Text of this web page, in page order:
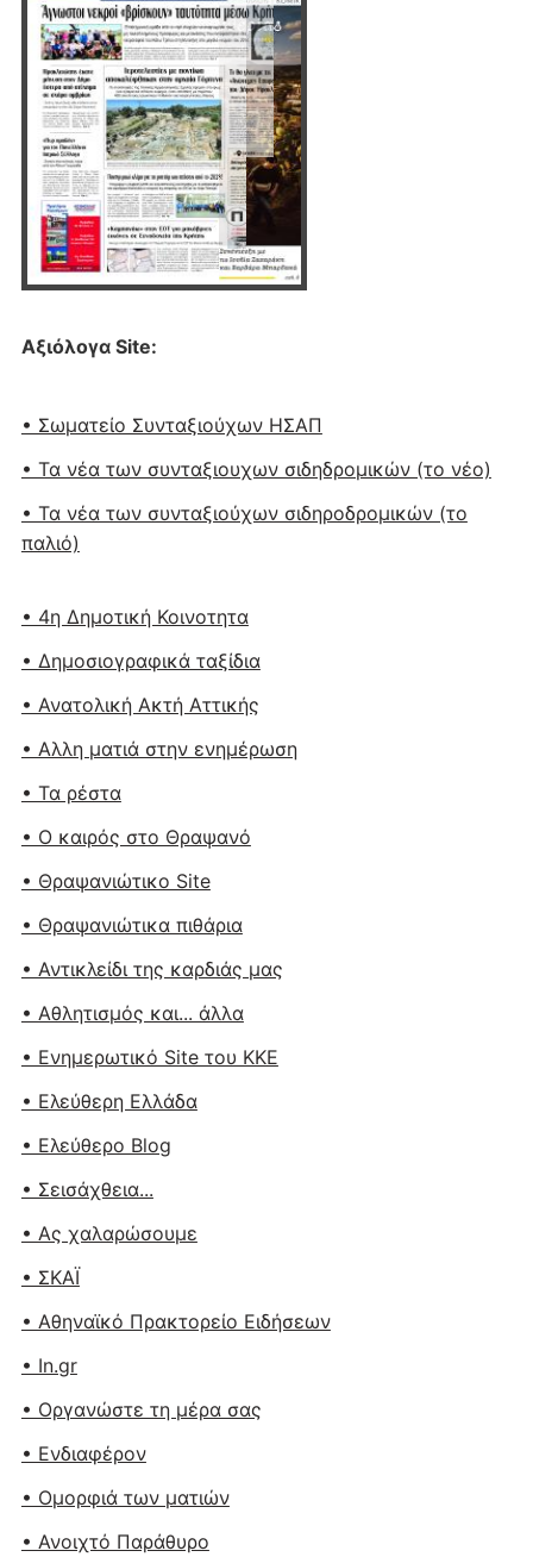
Αξιόλογα Site:
• Σωματείο Συνταξιούχων ΗΣΑΠ
• Τα νέα των συνταξιουχων σιδηδρομικών (το νέο)
• Τα νέα των συνταξιούχων σιδηροδρομικών (το
παλιό)
• 4η Δημοτική Κοινοτητα
• Δημοσιογραφικά ταξίδια
• Ανατολική Ακτή Αττικής
• Αλλη ματιά στην ενημέρωση
• Τα ρέστα
• Ο καιρός στο Θραψανό
• Θραψανιώτικο Site
• Θραψανιώτικα πιθάρια
• Αντικλείδι της καρδιάς μας
• Αθλητισμός και... άλλα
• Ενημερωτικό Site του ΚΚΕ
• Ελεύθερη Ελλάδα
• Ελεύθερο Blog
• Σεισάχθεια...
• Ας χαλαρώσουμε
• ΣΚΑΪ
• Αθηναϊκό Πρακτορείο Ειδήσεων
• In.gr
• Οργανώστε τη μέρα σας
• Ενδιαφέρον
• Ομορφιά των ματιών
• Ανοιχτό Παράθυρο